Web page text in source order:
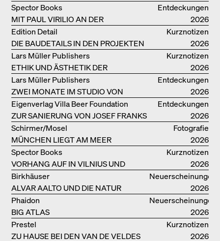
Entdeckungen
MIT PAUL VIRILIO AN DER
ATLANTIKKÜSTE
Spector Books
2026
Kurznotizen
DIE BAUDETAILS IN DEN PROJEKTEN
VON HERZOG & DE MEURON
Edition Detail
2026
Kurznotizen
ETHIK UND ÄSTHETIK DER
LANDSCHAFT: ROBERTO BURLE
MARX
Lars Müller Publishers
2026
Entdeckungen
ZWEI MONATE IM STUDIO VON
OSCAR NIEMEYER AN DER
COPACABANA
Lars Müller Publishers
2026
Entdeckungen
ZUR SANIERUNG VON JOSEF FRANKS
VILLA BEER
Eigenverlag Villa Beer Foundation
2026
Fotografie
MÜNCHEN LIEGT AM MEER
Schirmer/Mosel
2026
Kurznotizen
VORHANG AUF IN VILNIUS UND
MINSK!
Spector Books
2026
Neuerscheinungen
ALVAR AALTO UND DIE NATUR
Birkhäuser
2026
Neuerscheinungen
BIG ATLAS
Phaidon
2026
Kurznotizen
ZU HAUSE BEI DEN VAN DE VELDES
Prestel
2026